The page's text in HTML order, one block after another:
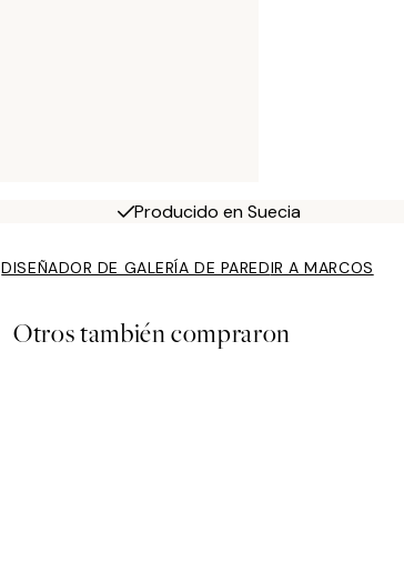
Producido en Suecia
DISEÑADOR DE GALERÍA DE PAREDIR A MARCOS
Otros también compraron